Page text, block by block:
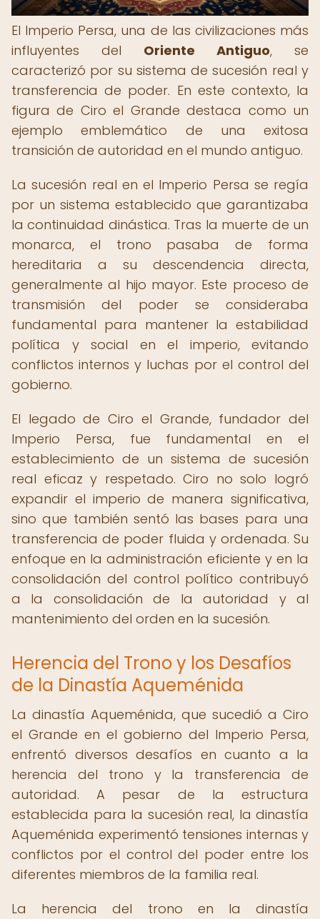
El Imperio Persa, una de las civilizaciones más
influyentes del Oriente Antiguo, se
caracterizó por su sistema de sucesión real y
transferencia de poder. En este contexto, la
figura de Ciro el Grande destaca como un
ejemplo emblemático de una exitosa
transición de autoridad en el mundo antiguo.
La sucesión real en el Imperio Persa se regía
por un sistema establecido que garantizaba
la continuidad dinástica. Tras la muerte de un
monarca, el trono pasaba de forma
hereditaria a su descendencia directa,
generalmente al hijo mayor. Este proceso de
transmisión del poder se consideraba
fundamental para mantener la estabilidad
política y social en el imperio, evitando
conflictos internos y luchas por el control del
gobierno.
El legado de Ciro el Grande, fundador del
Imperio Persa, fue fundamental en el
establecimiento de un sistema de sucesión
real eficaz y respetado. Ciro no solo logró
expandir el imperio de manera significativa,
sino que también sentó las bases para una
transferencia de poder fluida y ordenada. Su
enfoque en la administración eficiente y en la
consolidación del control político contribuyó
a la consolidación de la autoridad y al
mantenimiento del orden en la sucesión.
Herencia del Trono y los Desafíos
de la Dinastía Aqueménida
La dinastía Aqueménida, que sucedió a Ciro
el Grande en el gobierno del Imperio Persa,
enfrentó diversos desafíos en cuanto a la
herencia del trono y la transferencia de
autoridad. A pesar de la estructura
establecida para la sucesión real, la dinastía
Aqueménida experimentó tensiones internas y
conflictos por el control del poder entre los
diferentes miembros de la familia real.
La herencia del trono en la dinastía